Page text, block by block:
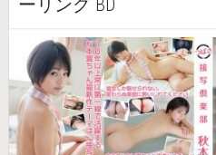
ーリング BD